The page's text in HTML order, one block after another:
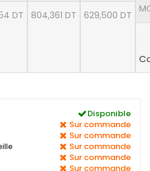
DT 804,361 DT 629,500 DT
Disponible
Sur commande
Sur commande
Sur commande
Sur commande
Sur commande